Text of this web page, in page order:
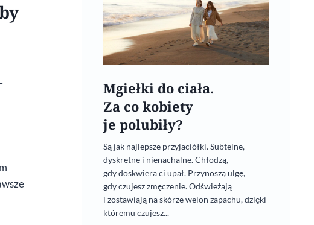
Mgiełki do ciała.
Za co kobiety
je polubiły?
Są jak najlepsze przyjaciółki. Subtelne,
dyskretne i nienachalne. Chłodzą,
gdy doskwiera ci upał. Przynoszą ulgę,
gdy czujesz zmęczenie. Odświeżają
i zostawiają na skórze welon zapachu, dzięki
któremu czujesz...